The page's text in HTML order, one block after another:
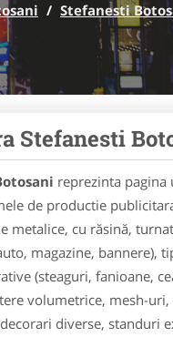
/ Stefanesti
Stefanesti
reprezinta
de productie
metalice, cu răsină,
magazine, bannere),
(steaguri, fanioane,
volumetrice, mesh-
diverse, standuri